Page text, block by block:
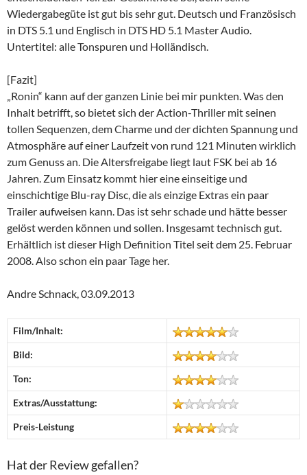
Wiedergabegüte ist gut bis sehr gut. Deutsch und Französisch
in DTS 5.1 und Englisch in DTS HD 5.1 Master Audio.
Untertitel: alle Tonspuren und Holländisch.
[Fazit]
„Ronin“ kann auf der ganzen Linie bei mir punkten. Was den
Inhalt betrifft, so bietet sich der Action-Thriller mit seinen
tollen Sequenzen, dem Charme und der dichten Spannung und
Atmosphäre auf einer Laufzeit von rund 121 Minuten wirklich
zum Genuss an. Die Altersfreigabe liegt laut FSK bei ab 16
Jahren. Zum Einsatz kommt hier eine einseitige und
einschichtige Blu-ray Disc, die als einzige Extras ein paar
Trailer aufweisen kann. Das ist sehr schade und hätte besser
gelöst werden können und sollen. Insgesamt technisch gut.
Erhältlich ist dieser High Definition Titel seit dem 25. Februar
2008. Also schon ein paar Tage her.
Andre Schnack, 03.09.2013
Film/Inhalt:
Bild:
Ton:
Extras/Ausstattung:
Preis-Leistung
Hat der Review gefallen?